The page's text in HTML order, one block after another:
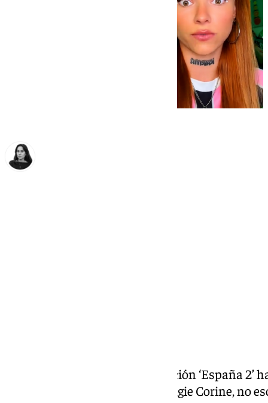
En las últimas semanas la canción ‘España 2’
sociales. Su autora, la rapera Angie Corine, no